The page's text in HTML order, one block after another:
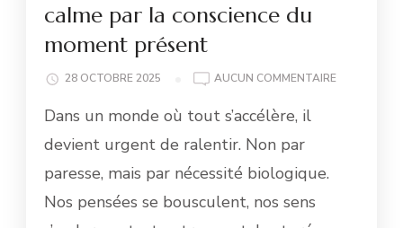
calme par la conscience du
moment présent
28 OCTOBRE 2025 AUCUN COMMENTAIREREVENIR
Dans un monde où tout s’accélère, il
devient urgent de ralentir. Non par
paresse, mais par nécessité biologique.
Nos pensées se bousculent, nos sens